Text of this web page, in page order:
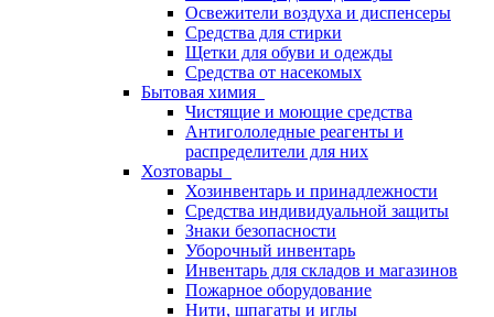
Освежители воздуха и диспенсеры
Средства для стирки
Щетки для обуви и одежды
Средства от насекомых
Бытовая химия
Чистящие и моющие средства
Антигололедные реагенты и
распределители для них
Хозтовары
Хозинвентарь и принадлежности
Средства индивидуальной защиты
Знаки безопасности
Уборочный инвентарь
Инвентарь для складов и магазинов
Пожарное оборудование
Нити, шпагаты и иглы